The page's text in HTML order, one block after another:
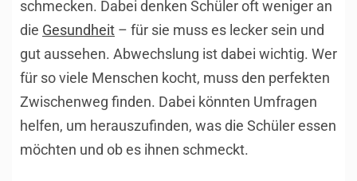
schmecken. Dabei denken Schüler oft weniger an
die Gesundheit – für sie muss es lecker sein und
gut aussehen. Abwechslung ist dabei wichtig. Wer
für so viele Menschen kocht, muss den perfekten
Zwischenweg finden. Dabei könnten Umfragen
helfen, um herauszufinden, was die Schüler essen
möchten und ob es ihnen schmeckt.